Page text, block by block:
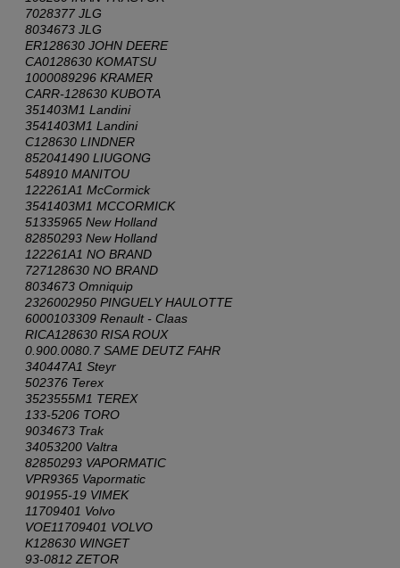
7028377 JLG
8034673 JLG
ER128630 JOHN DEERE
CA0128630 KOMATSU
1000089296 KRAMER
CARR-128630 KUBOTA
351403M1 Landini
3541403M1 Landini
C128630 LINDNER
852041490 LIUGONG
548910 MANITOU
122261A1 McCormick
3541403M1 MCCORMICK
51335965 New Holland
82850293 New Holland
122261A1 NO BRAND
727128630 NO BRAND
8034673 Omniquip
2326002950 PINGUELY HAULOTTE
6000103309 Renault - Claas
RICA128630 RISA ROUX
0.900.0080.7 SAME DEUTZ FAHR
340447A1 Steyr
502376 Terex
3523555M1 TEREX
133-5206 TORO
9034673 Trak
34053200 Valtra
82850293 VAPORMATIC
VPR9365 Vapormatic
901955-19 VIMEK
11709401 Volvo
VOE11709401 VOLVO
K128630 WINGET
93-0812 ZETOR